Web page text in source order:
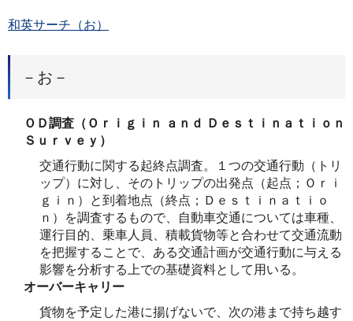
和英サーチ（お）
－お－
ＯＤ調査（Ｏｒｉｇｉｎ ａｎｄ Ｄｅｓｔｉｎａｔｉｏｎ
Ｓｕｒｖｅｙ）
交通行動に関する起終点調査。１つの交通行動（トリ
ップ）に対し、そのトリップの出発点（起点；Ｏｒｉ
ｇｉｎ）と到着地点（終点；Ｄｅｓｔｉｎａｔｉｏ
ｎ）を調査するもので、自動車交通については車種、
運行目的、乗車人員、積載貨物等と合わせて交通流動
を把握することで、ある交通計画が交通行動に与える
影響を分析する上での基礎資料として用いる。
オーバーキャリー
貨物を予定した港に揚げないで、次の港まで持ち越す